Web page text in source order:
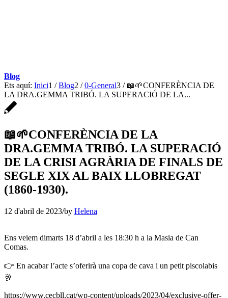
Blog
Ets aquí: Inici1 / Blog2 / 0-General3 / 📖🌱CONFERÈNCIA DE
LA DRA.GEMMA TRIBÓ. LA SUPERACIÓ DE LA...
📖🌱CONFERÈNCIA DE LA
DRA.GEMMA TRIBÓ. LA SUPERACIÓ
DE LA CRISI AGRÀRIA DE FINALS DE
SEGLE XIX AL BAIX LLOBREGAT
(1860-1930).
12 d'abril de 2023/by Helena
Ens veiem dimarts 18 d’abril a les 18:30 h a la Masia de Can
Comas.
👉 En acabar l’acte s’oferirà una copa de cava i un petit piscolabis
🥂
https://www.cecbll.cat/wp-content/uploads/2023/04/exclusive-offer-